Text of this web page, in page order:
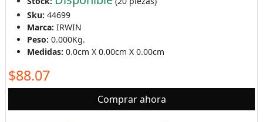
Sku: 44699
Marca: IRWIN
Peso: 0.000Kg.
Medidas: 0.0cm X 0.00cm X 0.00cm
$88.07
Comprar ahora